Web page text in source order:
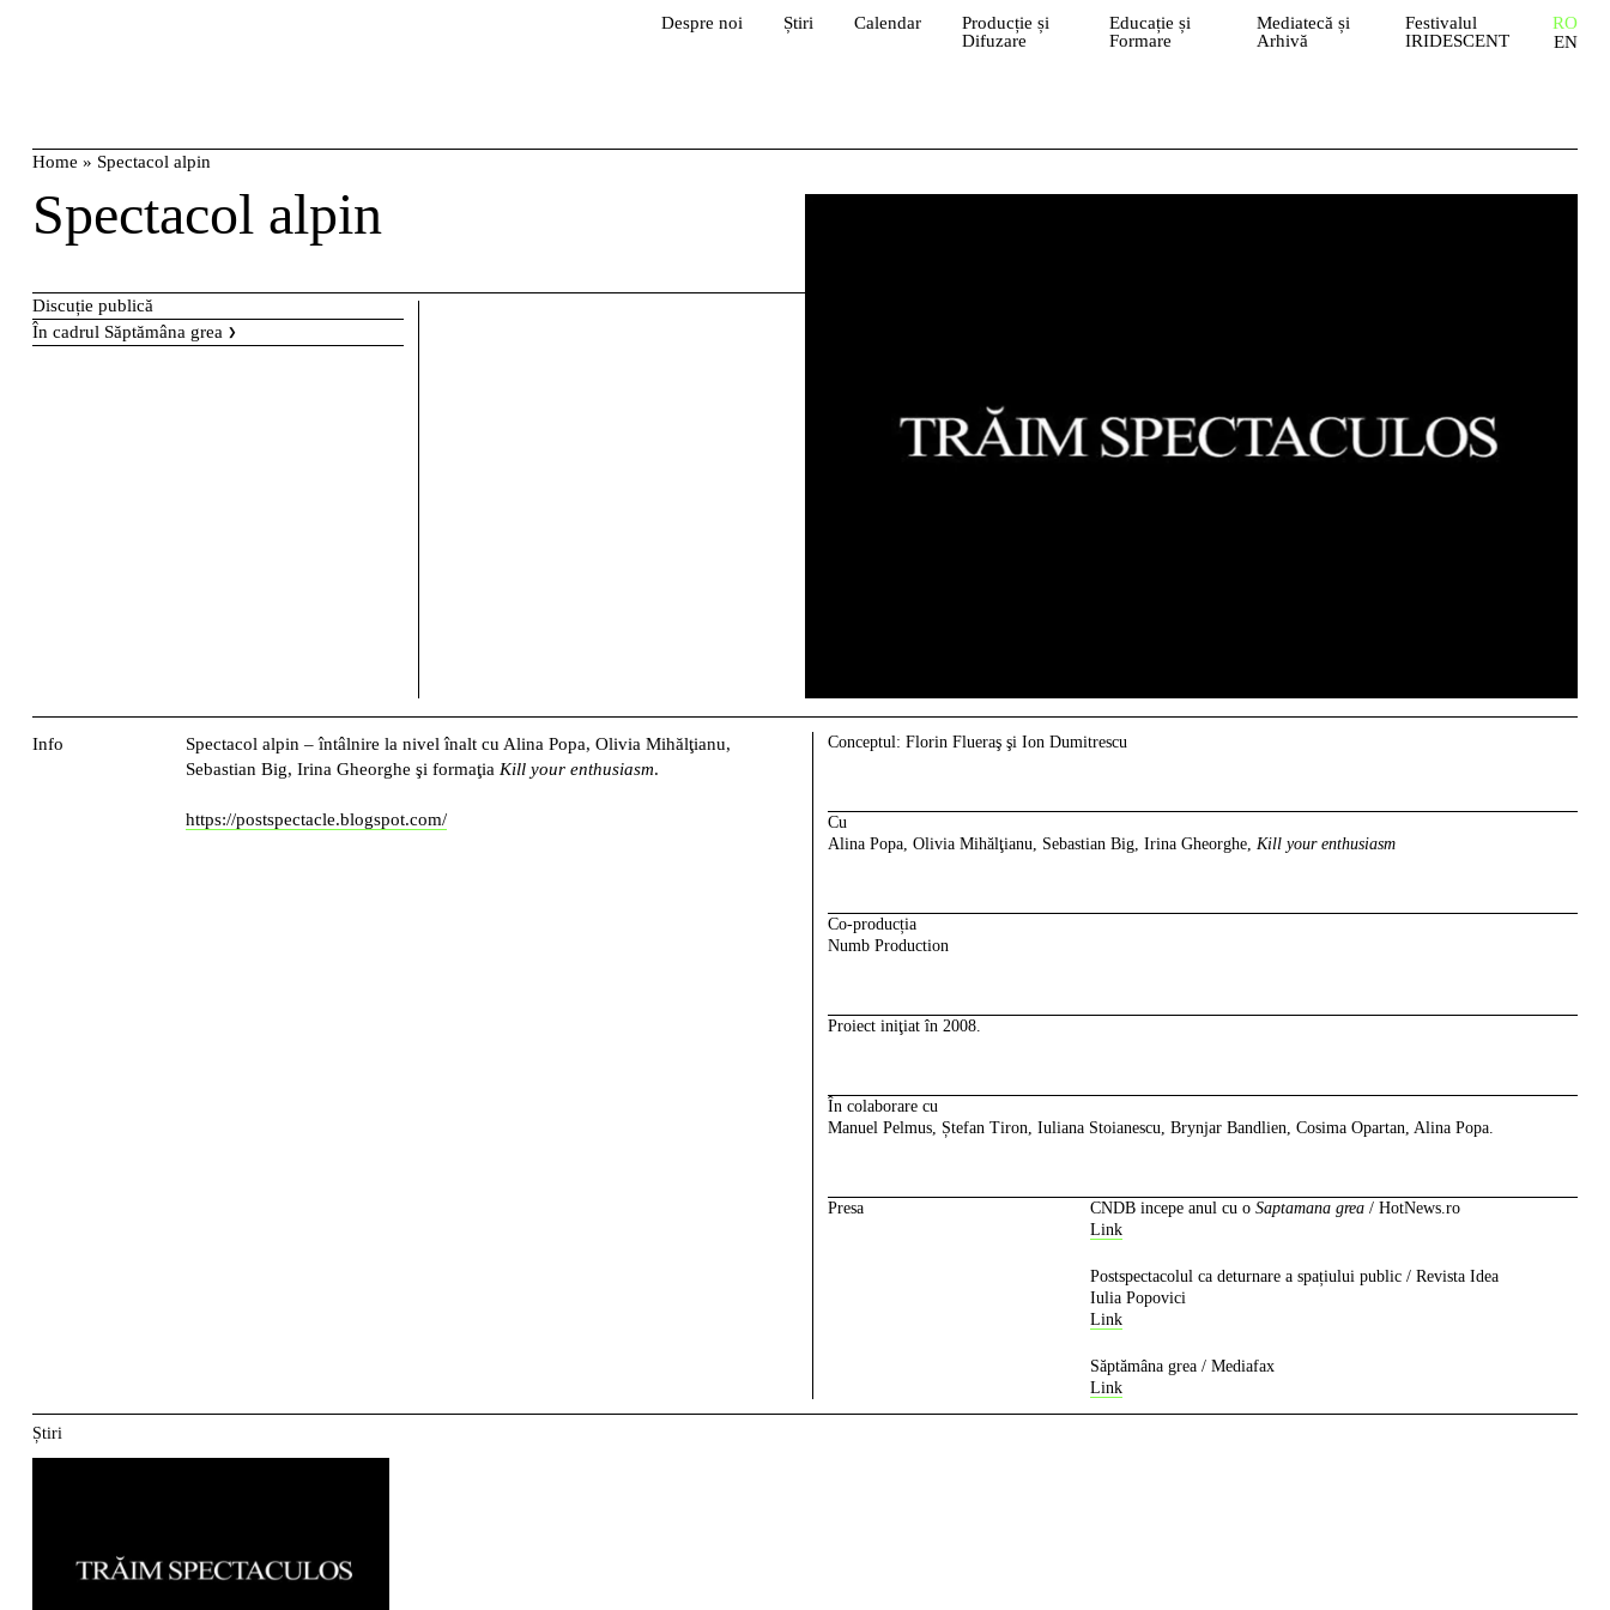
Despre noi Știri Calendar
Producție și
Difuzare
Educație și
Formare
Mediatecă și
Arhivă
Festivalul
IRIDESCENT
RO
EN
Home » Spectacol alpin
Spectacol alpin
Discuție publică
În cadrul Săptămâna grea
Info Spectacol alpin – întâlnire la nivel înalt cu Alina Popa, Olivia Mihălţianu,
Sebastian Big, Irina Gheorghe şi formaţia Kill your enthusiasm.
https://postspectacle.blogspot.com/
Conceptul: Florin Flueraş şi Ion Dumitrescu
Cu
Alina Popa, Olivia Mihălţianu, Sebastian Big, Irina Gheorghe, Kill your enthusiasm
Co-producția
Numb Production
Proiect iniţiat în 2008.
În colaborare cu
Manuel Pelmus, Ștefan Tiron, Iuliana Stoianescu, Brynjar Bandlien, Cosima Opartan, Alina Popa.
Presa CNDB incepe anul cu oSaptamana grea /HotNews.ro
Link
Postspectacolul ca deturnare a spațiului public /Revista Idea
Iulia Popovici
Link
Săptămâna grea /Mediafax
Link
Știri